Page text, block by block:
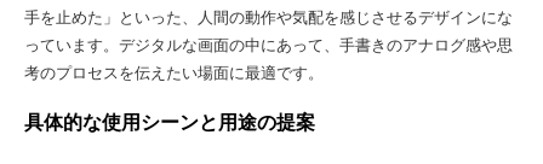
手を止めた」といった、人間の動作や気配を感じさせるデザインにな
っています。デジタルな画面の中にあって、手書きのアナログ感や思
考のプロセスを伝えたい場面に最適です。
具体的な使用シーンと用途の提案